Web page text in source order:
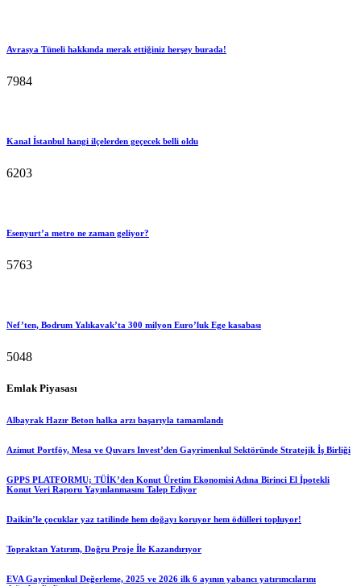
Avrasya Tüneli hakkında merak ettiğiniz herşey burada!
7984
Kanal İstanbul hangi ilçelerden geçecek belli oldu
6203
Esenyurt’a metro ne zaman geliyor?
5763
Nef’ten, Bodrum Yalıkavak’ta 300 milyon Euro’luk Ege kasabası
5048
Emlak Piyasası
Albayrak Hazır Beton halka arzı başarıyla tamamlandı
Azimut Portföy, Mesa ve Quvars Invest’den Gayrimenkul Sektöründe Stratejik İş Birliği
GPPS PLATFORMU; TÜİK’den Konut Üretim Ekonomisi Adına Birinci El İpotekli
Konut Veri Raporu Yayınlanmasını Talep Ediyor
Daikin’le çocuklar yaz tatilinde hem doğayı koruyor hem ödülleri topluyor!
Topraktan Yatırım, Doğru Proje İle Kazandırıyor
EVA Gayrimenkul Değerleme, 2025 ve 2026 ilk 6 ayının yabancı yatırımcılarını